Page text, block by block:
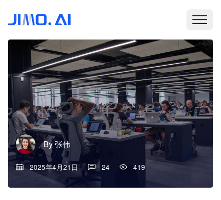
By张伟
2025年4月21日 24 419